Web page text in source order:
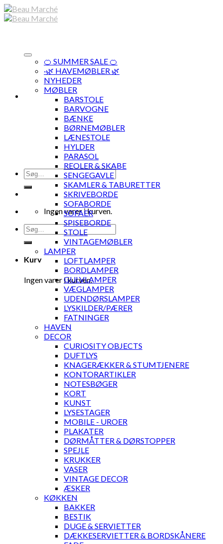
Skip
to
Søg
efter:
Ingen varer i kurven.
Søg
efter:
Kurv
Ingen varer i kurven.
🍊 SUMMER SALE 🍊
·🌿 HAVEMØBLER 🌿
NYHEDER
MØBLER
BARSTOLE
BARVOGNE
BÆNKE
BØRNEMØBLER
LÆNESTOLE
HYLDER
PARASOL
REOLER & SKABE
SENGEGAVLE
SKAMLER & TABURETTER
SKRIVEBORDE
SOFABORDE
SOFAER
SPISEBORDE
STOLE
VINTAGEMØBLER
LAMPER
LOFTLAMPER
BORDLAMPER
GULVLAMPER
VÆGLAMPER
UDENDØRSLAMPER
LYSKILDER/PÆRER
FATNINGER
HAVEN
DECOR
CURIOSITY OBJECTS
DUFTLYS
KNAGERÆKKER & STUMTJENERE
KONTORARTIKLER
NOTESBØGER
KORT
KUNST
LYSESTAGER
MOBILE - UROER
PLAKATER
DØRMÅTTER & DØRSTOPPER
SPEJLE
KRUKKER
VASER
VINTAGE DECOR
ÆSKER
KØKKEN
BAKKER
BESTIK
DUGE & SERVIETTER
DÆKKESERVIETTER & BORDSKÅNERE